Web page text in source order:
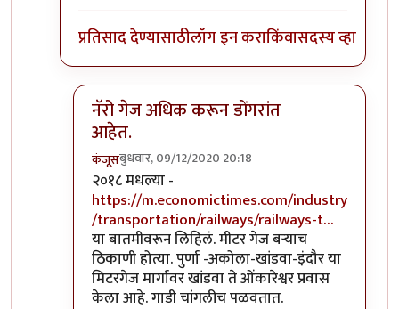
प्रतिसाद देण्यासाठीलॉग इन कराकिंवासदस्य व्हा
नॅरो गेज अधिक करून डोंगरांत
आहेत.
कंजूसबुधवार, 09/12/2020 20:18
In reply toमाथेरान ची गाडी नॅरोगेज ची
२०१८ मधल्या -
https://m.economictimes.com/industry
/transportation/railways/railways-t…
या बातमीवरून लिहिलं. मीटर गेज बऱ्याच
ठिकाणी होत्या. पुर्णा -अकोला-खांडवा-इंदौर या
मिटरगेज मार्गावर खांडवा ते ओंकारेश्वर प्रवास
केला आहे. गाडी चांगलीच पळवतात.